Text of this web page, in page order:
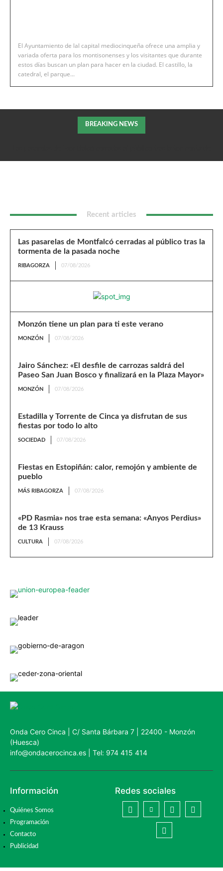
El Ayuntamiento de lal capital mediocinqueña ofrece una amplia y
variada oferta para los montisonenses y los visitantes que durante
estos días buscan un plan para hacer en la ciudad. El castillo, la
catedral, el parque...
BREAKING NEWS
Recent articles
Las pasarelas de Montfalcó cerradas al público tras la
tormenta de la pasada noche
RIBAGORZA 07/08/2026
Monzón tiene un plan para ti este verano
MONZÓN 07/08/2026
Jairo Sánchez: «El desfile de carrozas saldrá del
Paseo San Juan Bosco y finalizará en la Plaza Mayor»
MONZÓN 07/08/2026
Estadilla y Torrente de Cinca ya disfrutan de sus
fiestas por todo lo alto
SOCIEDAD 07/08/2026
Fiestas en Estopiñán: calor, remojón y ambiente de
pueblo
MÁS RIBAGORZA 07/08/2026
«PD Rasmia» nos trae esta semana: «Anyos Perdius»
de 13 Krauss
CULTURA 07/08/2026
Onda Cero Cinca | C/ Santa Bárbara 7 | 22400 - Monzón
(Huesca)
info@ondacerocinca.es | Tel: 974 415 414
Información
Quiénes Somos
Programación
Contacto
Publicidad
Redes sociales